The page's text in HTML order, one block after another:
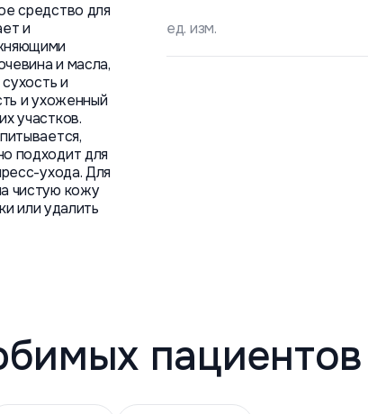
средство для
и
и масла,
и
и ухоженный
участков.
подходит для
ухода. Для
чистую кожу
или удалить
ед. изм.
пациентов